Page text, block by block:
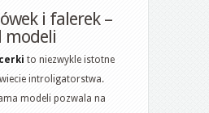
i falerek –
modeli
to niezwykle istotne
introligatorstwa.
modeli pozwala na